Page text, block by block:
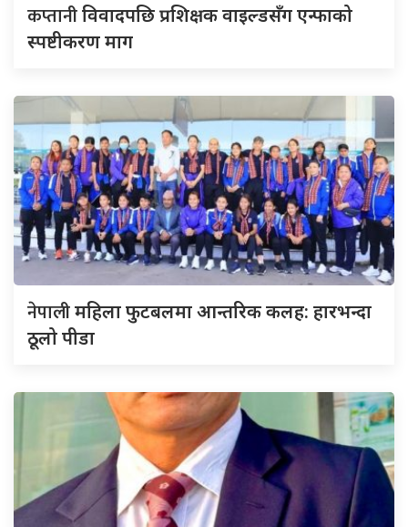
कप्तानीविवादपछि प्रशिक्षक वाइल्डसँग एन्फाको
स्पष्टीकरण माग
नेपालीमहिला फुटबलमा आन्तरिक कलह: हारभन्दा
ठूलो पीडा